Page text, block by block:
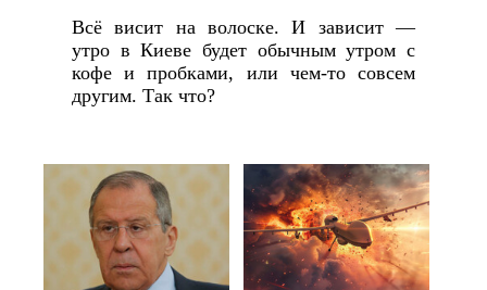
Всё висит на волоске. И зависит —
утро в Киеве будет обычным утром с
кофе и пробками, или чем-то совсем
другим. Так что?